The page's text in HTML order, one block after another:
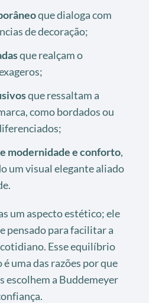
que dialoga com
de decoração;
que realçam o
que ressaltam a
como bordados ou
modernidade e conforto,
um visual elegante aliado
um aspecto estético; ele
pensado para facilitar a
Esse equilíbrio
uma das razões por que
escolhem a Buddemeyer